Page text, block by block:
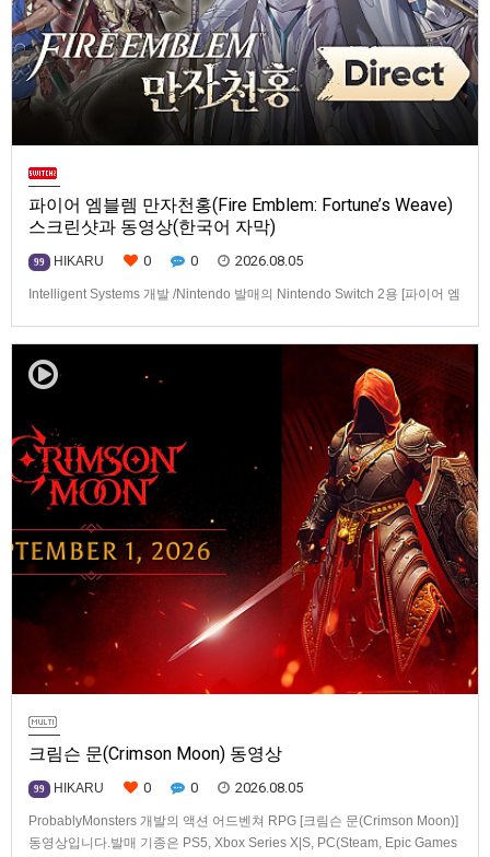
파이어 엠블렘 만자천홍(Fire Emblem: Fortune’s Weave)
스크린샷과 동영상(한국어 자막)
99 HIKARU 0 0 2026.08.05
Intelligent Systems 개발 /Nintendo 발매의 Nintendo Switch 2용 [파이어 엠
크림슨 문(Crimson Moon) 동영상
99 HIKARU 0 0 2026.08.05
ProbablyMonsters 개발의 액션 어드벤쳐 RPG [크림슨 문(Crimson Moon)]
동영상입니다.발매 기종은 PS5, Xbox Series X|S, PC(Steam, Epic Games